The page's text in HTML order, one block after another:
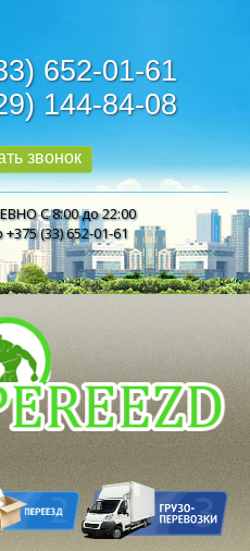
652-01-61
144-84-08
звонок
С 8:00 до 22:00
(33) 652-01-61